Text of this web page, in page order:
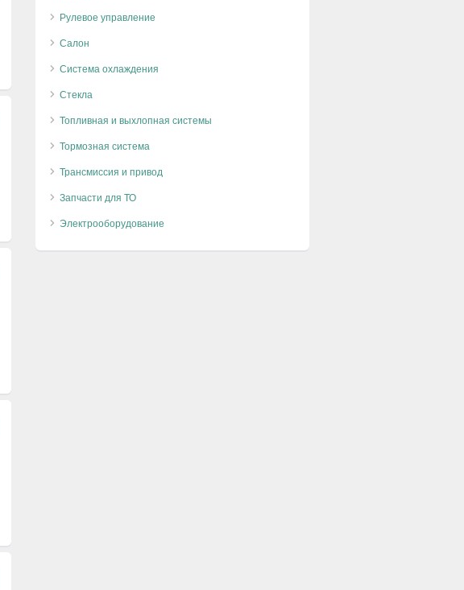
Рулевое управление
Салон
Система охлаждения
Стекла
Топливная и выхлопная системы
Тормозная система
Трансмиссия и привод
Запчасти для ТО
Электрооборудование